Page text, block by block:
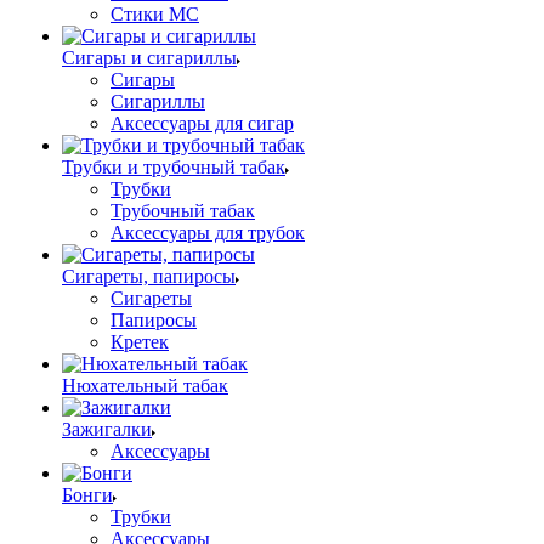
Стики MC
Сигары и сигариллы
Сигары
Сигариллы
Аксессуары для сигар
Трубки и трубочный табак
Трубки
Трубочный табак
Аксессуары для трубок
Сигареты, папиросы
Сигареты
Папиросы
Кретек
Нюхательный табак
Зажигалки
Аксессуары
Бонги
Трубки
Аксессуары